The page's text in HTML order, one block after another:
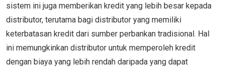
sistem ini juga memberikan kredit yang lebih besar kepada
distributor, terutama bagi distributor yang memiliki
keterbatasan kredit dari sumber perbankan tradisional. Hal
ini memungkinkan distributor untuk memperoleh kredit
dengan biaya yang lebih rendah daripada yang dapat